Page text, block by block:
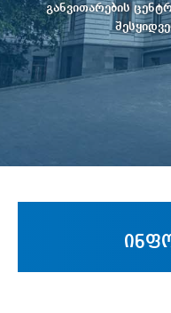
განვითარების